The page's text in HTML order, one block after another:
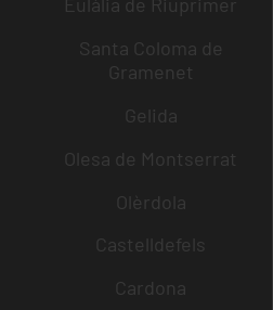
Santa Coloma de
Gramenet
Gelida
Olesa de Montserrat
Olèrdola
Castelldefels
Cardona